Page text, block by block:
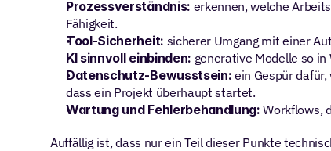
Prozessverständnis: erkennen, welche
Fähigkeit.
Tool-Sicherheit: sicherer Umgang mit einer
KI sinnvoll einbinden: generative Modelle so
Datenschutz-Bewusstsein: ein Gespür
dass ein Projekt überhaupt startet.
Wartung und Fehlerbehandlung: Workflows,
Auffällig ist, dass nur ein Teil dieser Punkte